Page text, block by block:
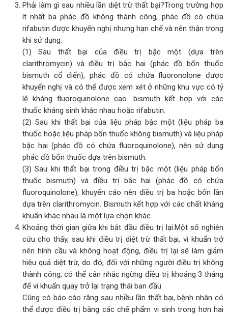
Phải làm gì sau nhiều lần diệt trừ thất bại?Trong trường hợp
ít nhất ba phác đồ không thành công, phác đồ có chứa
rifabutin được khuyến nghị nhưng hạn chế và nên thận trọng
khi sử dụng.
(1) Sau thất bại của điều trị bậc một (dựa trên
clarithromycin) và điều trị bậc hai (phác đồ bốn thuốc
bismuth cổ điển), phác đồ có chứa fluoronolone được
khuyến nghị và có thể được xem xét ở những khu vực có tỷ
lệ kháng fluoroquinolone cao. bismuth kết hợp với các
thuốc kháng sinh khác nhau hoặc rifabutin.
(2) Sau khi thất bại của liệu pháp bậc một (liệu pháp ba
thuốc hoặc liệu pháp bốn thuốc không bismuth) và liệu pháp
bậc hai (phác đồ có chứa fluoroquinolone), nên sử dụng
phác đồ bốn thuốc dựa trên bismuth.
(3) Sau khi thất bại trong điều trị bậc một (liệu pháp bốn
thuốc bismuth) và điều trị bậc hai (phác đồ có chứa
fluoroquinolone), khuyến cáo nên điều trị ba hoặc bốn lần
dựa trên clarithromycin. Bismuth kết hợp với các chất kháng
khuẩn khác nhau là một lựa chọn khác.
Khoảng thời gian giữa khi bắt đầu điều trị lại.Một số nghiên
cứu cho thấy, sau khi điều trị diệt trừ thất bại, vi khuẩn trở
nên hình cầu và không hoạt động, điều trị lại sẽ làm giảm
hiệu quả diệt trừ, do đó, đối với những người điều trị không
thành công, có thể cân nhắc ngừng điều trị khoảng 3 tháng
để vi khuẩn quay trở lại trạng thái ban đầu.
Cũng có báo cáo rằng sau nhiều lần thất bại, bệnh nhân có
thể được điều trị bằng các chế phẩm vi sinh trong hơn hai